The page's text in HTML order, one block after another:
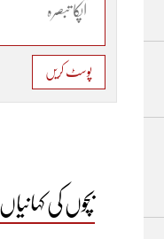
پوسٹ کریں
بچوں کی کہانیاں